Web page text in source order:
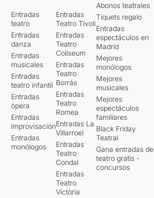
Entradas
teatro
Entradas
danza
Entradas
musicales
Entradas
teatro infantil
Entradas
ópera
Entradas
improvisación
Entradas
monólogos
Entradas
Teatro Tívoli
Entradas
Teatro
Coliseum
Entradas
Teatro
Borrás
Entradas
Teatro
Romea
Entradas La
Villarroel
Entradas
Teatro
Condal
Entradas
Teatro
Victòria
Abonos teatrales
Tiquets regalo
Entradas
espectáculos en
Madrid
Mejores
monólogos
Mejores
musicales
Mejores
espectáculos
familiares
Black Friday
Teatral
Gana entradas de
teatro gratis -
concursos